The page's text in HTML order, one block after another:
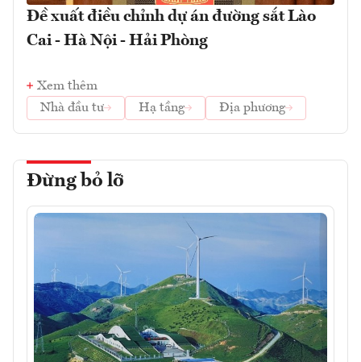
Đề xuất điều chỉnh dự án đường sắt Lào
Cai - Hà Nội - Hải Phòng
Xem thêm
Nhà đầu tư
Hạ tầng Địa phương
Đừng bỏ lỡ